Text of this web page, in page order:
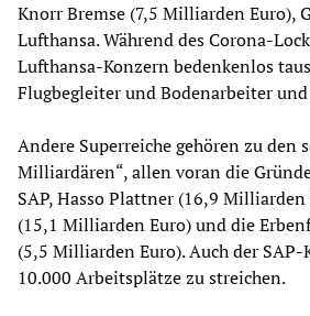
Knorr Bremse (7,5 Milliarden Euro),
Lufthansa. Während des Corona-
Lufthansa-Konzern bedenkenlos
Flugbegleiter und Bodenarbeiter
Andere Superreiche gehören zu den
Milliardären“, allen voran die
SAP, Hasso Plattner (16,9
(15,1 Milliarden Euro) und die
(5,5 Milliarden Euro). Auch der
10.000 Arbeitsplätze zu streichen.